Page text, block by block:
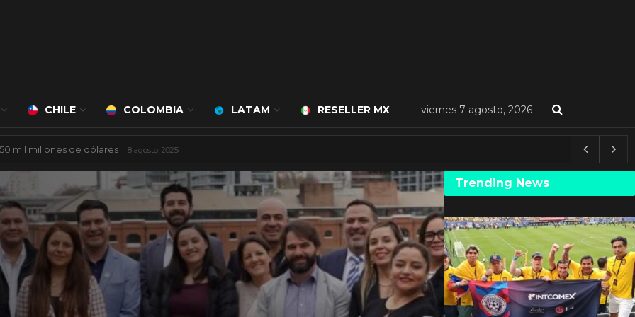
CHILE COLOMBIA LATAM RESELLER MX viernes 7 agosto, 2026
a cargo de Bert Milan 24 marzo, 2026
Trending News